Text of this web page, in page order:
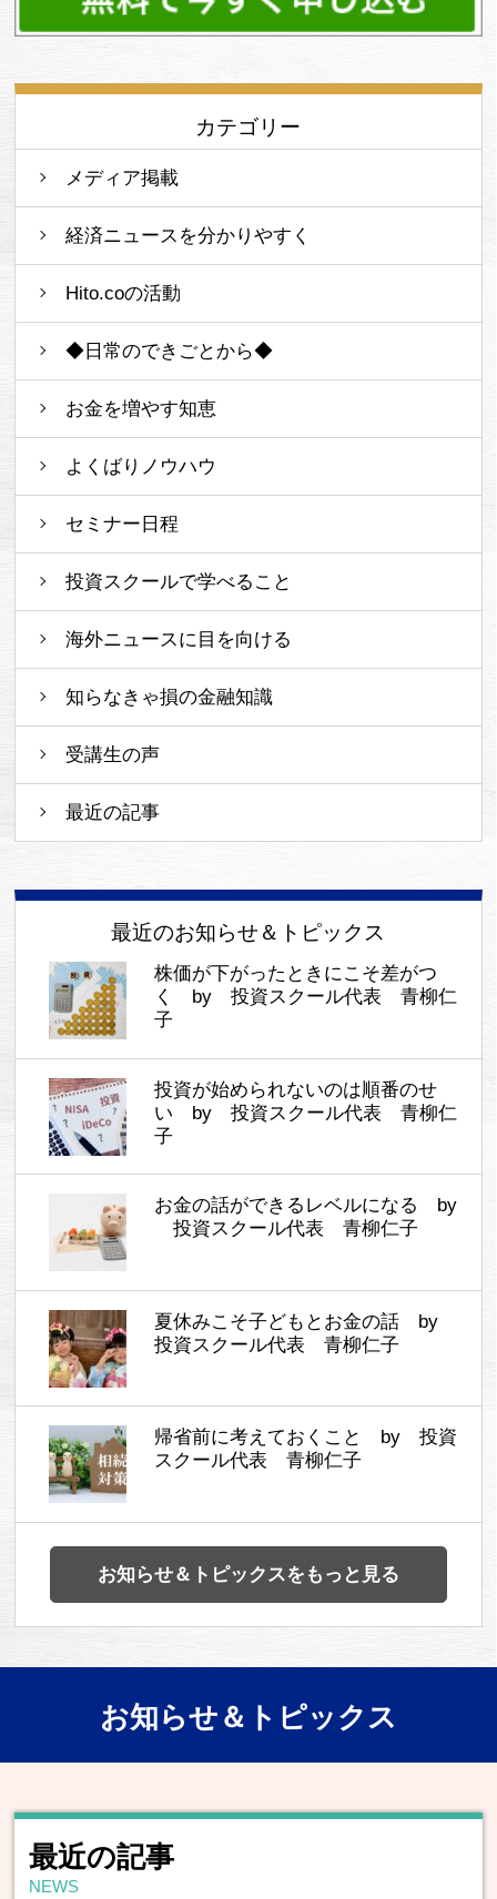
カテゴリー
メディア掲載
経済ニュースを分かりやすく
Hito.coの活動
◆日常のできごとから◆
お金を増やす知恵
よくばりノウハウ
セミナー日程
投資スクールで学べること
海外ニュースに目を向ける
知らなきゃ損の金融知識
受講生の声
最近の記事
最近のお知らせ＆トピックス
株価が下がったときにこそ差がつ
く by 投資スクール代表 青柳仁
子
投資が始められないのは順番のせ
い by 投資スクール代表 青柳仁
子
お金の話ができるレベルになる by
投資スクール代表 青柳仁子
夏休みこそ子どもとお金の話 by
投資スクール代表 青柳仁子
帰省前に考えておくこと by 投資
スクール代表 青柳仁子
お知らせ＆トピックスをもっと見る
お知らせ＆トピックス
最近の記事
NEWS